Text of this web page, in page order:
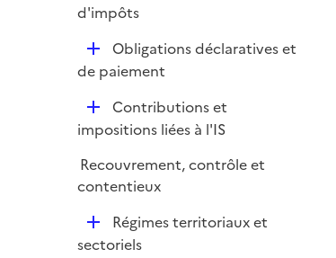
r
l
r
é
i
d'impôts
D
é
i
r
Obligations déclaratives et
de paiement
D
é
l
i
Contributions et
impositions liées à l'IS
Recouvrement, contrôle et
contentieux
D
é
Régimes territoriaux et
sectoriels